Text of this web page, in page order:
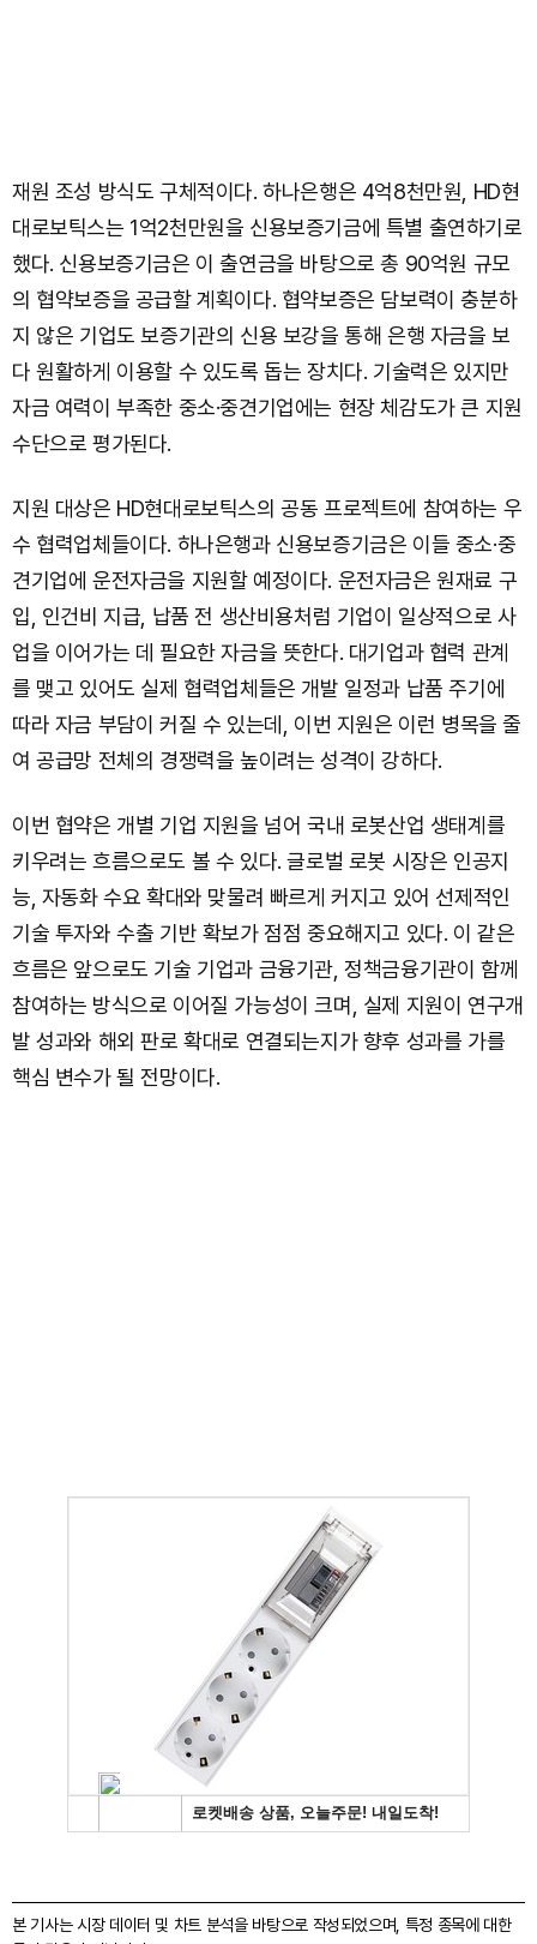
재원 조성 방식도 구체적이다. 하나은행은 4억8천만원, HD현
대로보틱스는 1억2천만원을 신용보증기금에 특별 출연하기로
했다. 신용보증기금은 이 출연금을 바탕으로 총 90억원 규모
의 협약보증을 공급할 계획이다. 협약보증은 담보력이 충분하
지 않은 기업도 보증기관의 신용 보강을 통해 은행 자금을 보
다 원활하게 이용할 수 있도록 돕는 장치다. 기술력은 있지만
자금 여력이 부족한 중소·중견기업에는 현장 체감도가 큰 지원
수단으로 평가된다.
지원 대상은 HD현대로보틱스의 공동 프로젝트에 참여하는 우
수 협력업체들이다. 하나은행과 신용보증기금은 이들 중소·중
견기업에 운전자금을 지원할 예정이다. 운전자금은 원재료 구
입, 인건비 지급, 납품 전 생산비용처럼 기업이 일상적으로 사
업을 이어가는 데 필요한 자금을 뜻한다. 대기업과 협력 관계
를 맺고 있어도 실제 협력업체들은 개발 일정과 납품 주기에
따라 자금 부담이 커질 수 있는데, 이번 지원은 이런 병목을 줄
여 공급망 전체의 경쟁력을 높이려는 성격이 강하다.
이번 협약은 개별 기업 지원을 넘어 국내 로봇산업 생태계를
키우려는 흐름으로도 볼 수 있다. 글로벌 로봇 시장은 인공지
능, 자동화 수요 확대와 맞물려 빠르게 커지고 있어 선제적인
기술 투자와 수출 기반 확보가 점점 중요해지고 있다. 이 같은
흐름은 앞으로도 기술 기업과 금융기관, 정책금융기관이 함께
참여하는 방식으로 이어질 가능성이 크며, 실제 지원이 연구개
발 성과와 해외 판로 확대로 연결되는지가 향후 성과를 가를
핵심 변수가 될 전망이다.
본 기사는 시장 데이터 및 차트 분석을 바탕으로 작성되었으며, 특정 종목에 대한